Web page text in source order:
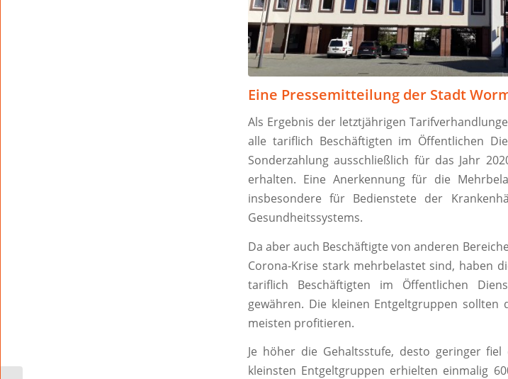
Eine Pressemitteilung der Stadt
Als Ergebnis der letztjährigen
alle tariflich Beschäftigten im Öffentlichen
Sonderzahlung ausschließlich für das Jahr
erhalten. Eine Anerkennung für die
insbesondere für Bedienstete der
Gesundheitssystems.
Da aber auch Beschäftigte von anderen
Corona-Krise stark mehrbelastet sind, haben
tariflich Beschäftigten im Öffentlichen
gewähren. Die kleinen Entgeltgruppen sollten
meisten profitieren.
Je höher die Gehaltsstufe, desto geringer fiel
kleinsten Entgeltgruppen erhielten einmalig